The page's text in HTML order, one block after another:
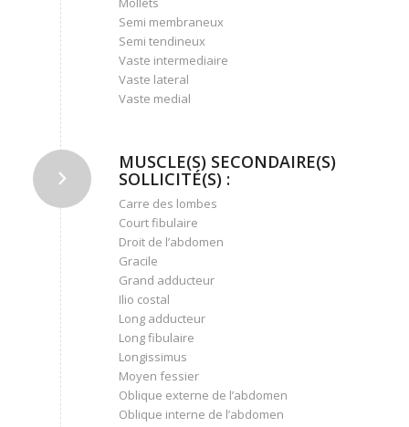
Semi membraneux
Semi tendineux
Vaste intermediaire
Vaste lateral
Vaste medial
MUSCLE(S) SECONDAIRE(S)
SOLLICITÉ(S) :
Carre des lombes
Court fibulaire
Droit de l’abdomen
Gracile
Grand adducteur
Ilio costal
Long adducteur
Long fibulaire
Longissimus
Moyen fessier
Oblique externe de l’abdomen
Oblique interne de l’abdomen